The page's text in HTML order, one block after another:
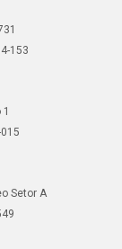
153
Setor A